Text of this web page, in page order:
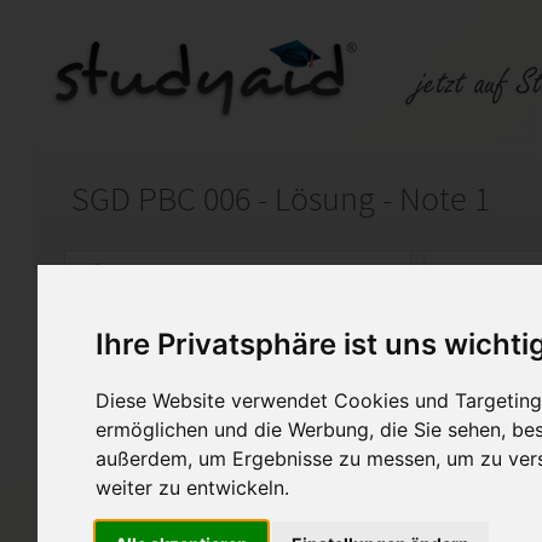
Ihre Privatsphäre ist uns
Diese Website verwendet Cookies und
ermöglichen und die Werbung, die Sie sehen,
außerdem, um Ergebnisse zu messen, um zu
weiter zu entwickeln.
SGD PBC 006 - Lösung - Note 1
Auf StudyAid.de verkaufen
Startseite Psychologie
Kognitives Umstrukturieren
mit Tutor Anmerkungen, Note
Bitte nicht komplett